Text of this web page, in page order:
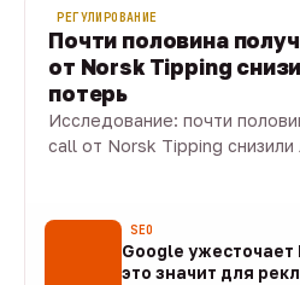
РЕГУЛИРОВАНИЕ
Почти половина
от Norsk Tipping
потерь
Исследование: почти
call от Norsk Tipping
SEO
Google ужесточает
это значит для